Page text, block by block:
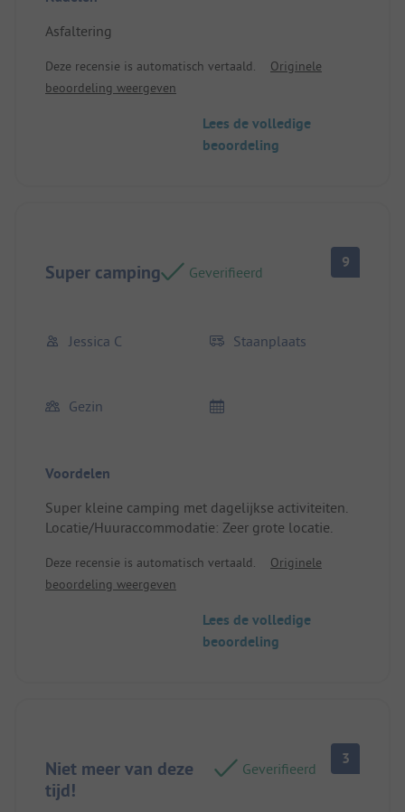
Asfaltering
Deze recensie is automatisch vertaald.
Originele
beoordeling weergeven
Lees de volledige
beoordeling
Super camping Geverifieerd
9
Jessica C Staanplaats
Gezin
Voordelen
Super kleine camping met dagelijkse activiteiten.
Locatie/Huuraccommodatie: Zeer grote locatie.
Deze recensie is automatisch vertaald.
Originele
beoordeling weergeven
Lees de volledige
beoordeling
Niet meer van deze
tijd!
Geverifieerd
3